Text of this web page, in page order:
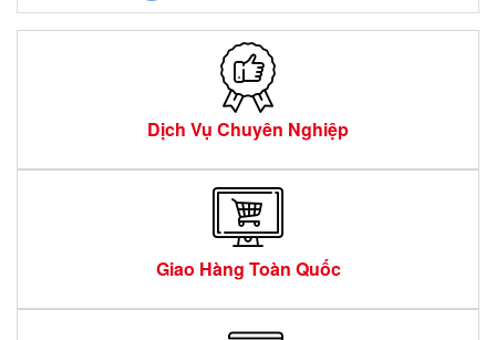
Dịch Vụ Chuyên Nghiệp
Giao Hàng Toàn Quốc